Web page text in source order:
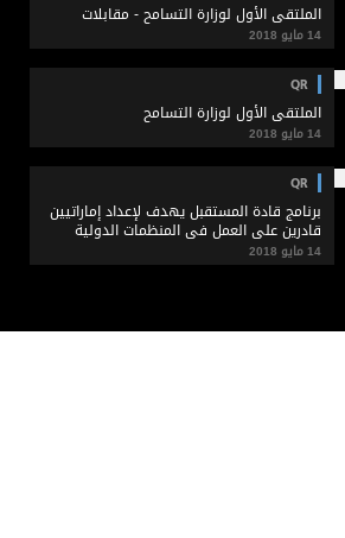
الملتقى الأول لوزارة التسامح - مقابلات
14 مايو 2018
QR
الملتقى الأول لوزارة التسامح
14 مايو 2018
QR
برنامج قادة المستقبل يهدف لإعداد إماراتيين
قادرين على العمل في المنظمات الدولية
14 مايو 2018